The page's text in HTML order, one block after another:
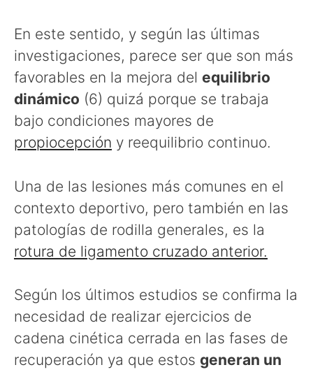
En este sentido, y según las últimas
investigaciones, parece ser que son más
favorables en la mejora del equilibrio
dinámico (6) quizá porque se trabaja
bajo condiciones mayores de
propiocepción y reequilibrio continuo.
Una de las lesiones más comunes en el
contexto deportivo, pero también en las
patologías de rodilla generales, es la
rotura de ligamento cruzado anterior.
Según los últimos estudios se confirma la
necesidad de realizar ejercicios de
cadena cinética cerrada en las fases de
recuperación ya que estos generan un